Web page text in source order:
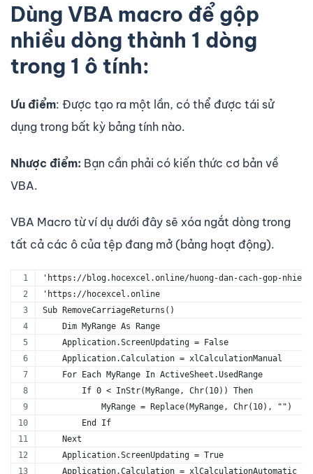
Dùng VBA macro đểgộp
nhiều dòng thành 1 dòng
trong 1 ô tính:
Ưu điểm: Được tạo ra một lần, có thể được tái sử
dụng trong bất kỳ bảng tính nào.
Nhược điểm: Bạn cần phải có kiến ​​thức cơ bản về
VBA.
VBA Macro từ ví dụ dưới đây sẽ xóa ngắt dòng trong
tất cả các ô của tệp đang mở (bảng hoạt động).
'https://blog.hocexcel.online/huong-dan-cach-gop-
'https://hocexcel.online
Sub RemoveCarriageReturns()
    Dim MyRange As Range
    Application.ScreenUpdating = False
    Application.Calculation = xlCalculationManual
    For Each MyRange In ActiveSheet.UsedRange
        If 0 < InStr(MyRange, Chr(10)) Then
            MyRange = Replace(MyRange, Chr(10), "")
        End If
    Next
    Application.ScreenUpdating = True
    Application.Calculation = xlCalculationAutomatic